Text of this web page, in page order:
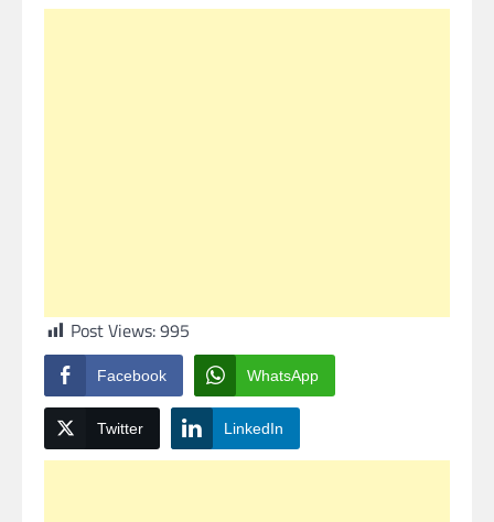
Post Views:995
Facebook WhatsApp
Twitter LinkedIn